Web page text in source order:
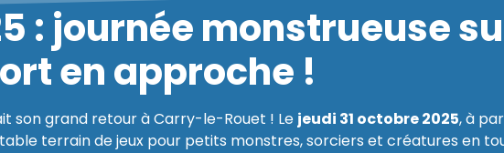
: journée monstrueuse
en approche !
son grand retour à Carry-le-Rouet ! Le jeudi 31 octobre 2025, à
terrain de jeux pour petits monstres, sorciers et créatures en